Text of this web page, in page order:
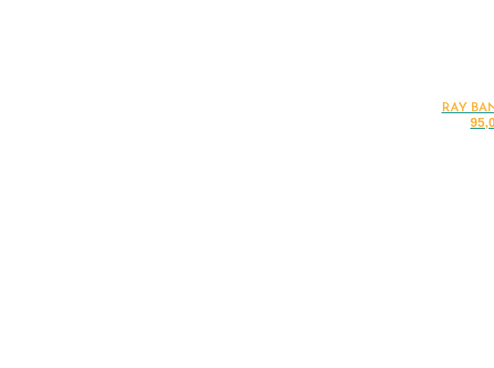
RAY